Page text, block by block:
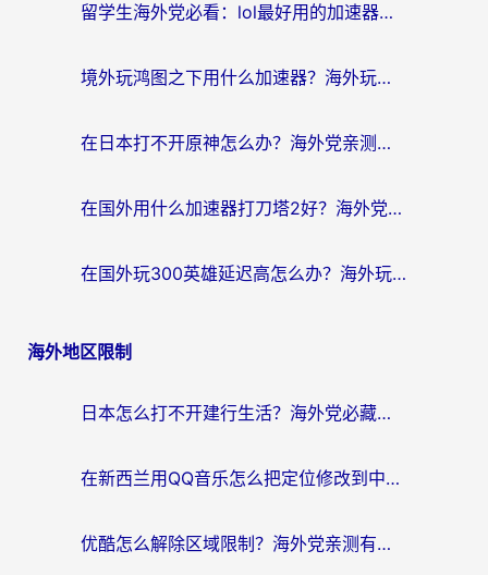
留学生海外党必看：lol最好用的加速器怎么选？附一梦江湖、神鬼传奇加速攻略
境外玩鸿图之下用什么加速器？海外玩家必看的国服游戏加速全攻略
在日本打不开原神怎么办？海外党亲测有效的国服游戏加速指南
在国外用什么加速器打刀塔2好？海外党国服游戏加速避坑指南
在国外玩300英雄延迟高怎么办？海外玩家亲测有效的加速器选择指南
海外地区限制
日本怎么打不开建行生活？海外党必藏的回国加速指南（含丹麦国外影音问题破解）
在新西兰用QQ音乐怎么把定位修改到中国国内？海外党听歌追剧的实用指南
优酷怎么解除区域限制？海外党亲测有效的回国加速器选择指南